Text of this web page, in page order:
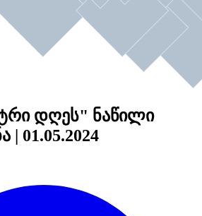
დღეს" ნაწილი
| 01.05.2024